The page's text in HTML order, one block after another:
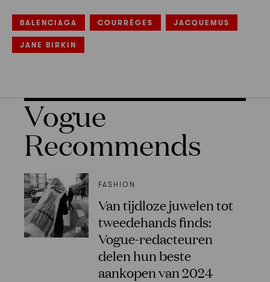
BALENCIAGA COURRÈGES JACQUEMUS
JANE BIRKIN
Vogue
Recommends
FASHION
Van tijdloze juwelen tot
tweedehands finds:
Vogue-redacteuren
delen hun beste
aankopen van 2024